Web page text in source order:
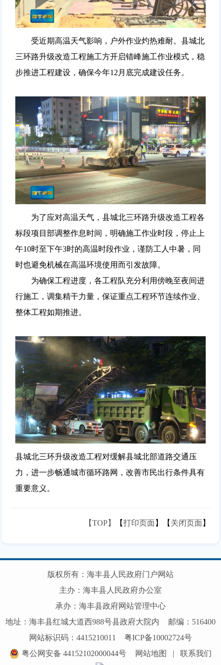
受近期高温天气影响，户外作业灼热难耐。县城北
三环路升级改造工程施工方开启错峰施工作业模式，稳
步推进工程建设，确保今年12月底完成建设任务。
为了应对高温天气，县城北三环路升级改造工程各
标段项目部调整作息时间，明确施工作业时段，停止上
午10时至下午3时的高温时段作业，谨防工人中暑，同
时也避免机械在高温环境使用而引发故障。
为确保工程进度，各工程队充分利用傍晚至夜间进
行施工，调集精干力量，保证重点工程环节连续作业、
整体工程如期推进。
县城北三环升级改造工程对缓解县城北部道路交通压
力，进一步畅通城市循环路网，改善市民出行条件具有
重要意义。
【TOP】 【打印页面】【 关闭页面】
版权所有：海丰县人民政府门户网站
主办：海丰县人民政府办公室
承办：海丰县政府网站管理中心
地址：海丰县红城大道西988号县政府大院内
邮编：516400
网站标识码：4415210011
粤ICP备10002724号
粤公网安备 44152102000044号
网站地图 | 联系我们